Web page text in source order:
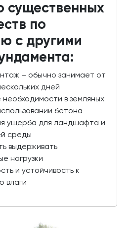
существенных
по
с другими
– обычно занимает от
дней
в земляных
бетона
ущерба для ландшафта и
среды
выдерживать
нагрузки
и устойчивость к
влаги